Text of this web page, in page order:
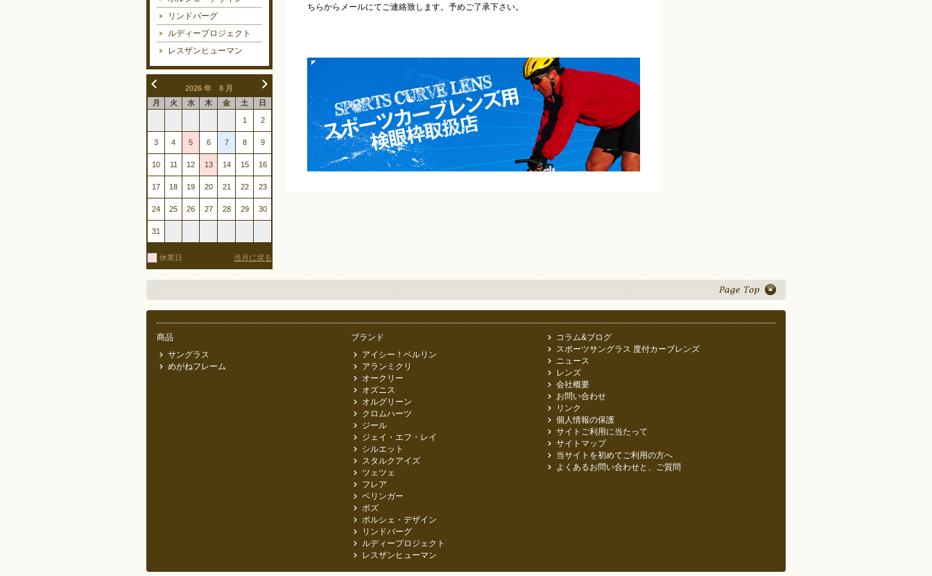
リンドバーグ
ルディープロジェクト
レスザンヒューマン
2026 年 8 月
月
火 水 木 金 土 日
1 2
3 4 5 6 7 8 9
10 11 12 13 14 15 16
17 18 19 20 21 22 23
24 25 26 27 28 29 30
31
休業日 当月に戻る
ちらからメールにてご連絡致します。予めご了承下さい。
商品
サングラス
めがねフレーム
ブランド
アイシー！ベルリン
アランミクリ
オークリー
オズニス
オルグリーン
クロムハーツ
ジール
ジェイ・エフ・レイ
シルエット
スタルクアイズ
ツェツェ
フレア
ベリンガー
ボズ
ポルシェ・デザイン
リンドバーグ
ルディープロジェクト
レスザンヒューマン
コラム&ブログ
スポーツサングラス 度付カーブレンズ
ニュース
レンズ
会社概要
お問い合わせ
リンク
個人情報の保護
サイトご利用に当たって
サイトマップ
当サイトを初めてご利用の方へ
よくあるお問い合わせと、ご質問